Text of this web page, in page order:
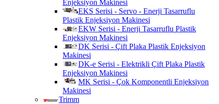
Enjeksiyon Makinesi
EKS Serisi - Servo - Enerji Tasarruflu
Plastik Enjeksiyon Makinesi
EKW Serisi - Enerji Tasarruflu Plastik
Enjeksiyon Makinesi
DK Serisi - Çift Plaka Plastik Enjeksiyon
Makinesi
DK-e Serisi - Elektrikli Çift Plaka Plastik
Enjeksiyon Makinesi
MK Serisi - Çok Komponentli Enjeksiyon
Makinesi
Trimm